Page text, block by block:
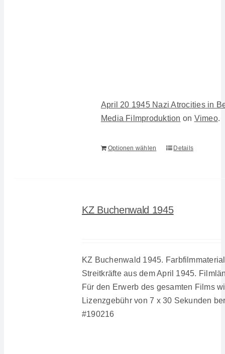
April 20 1945 Nazi Atrocities in
Media Filmproduktion on Vimeo.
Optionen wählen Details
KZ Buchenwald 1945
KZ Buchenwald 1945.
Streitkräfte aus dem April 1945.
Für den Erwerb des gesamten Films
Lizenzgebühr von 7 x 30 Sekunden
#190216